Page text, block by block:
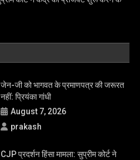
ने इलाज करने से किया था इनकार,12
कोर्ट
बरते’; CJP प्रोटेस्ट पर बोले CJI सूर्यकांत,
कोर्ट ने केंद्र को प्रोजेक्ट शुरू करने के